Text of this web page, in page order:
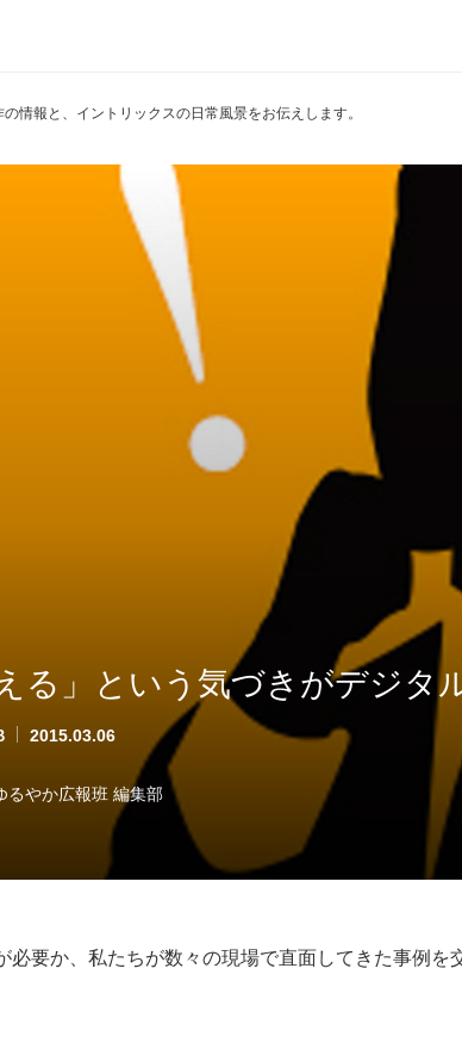
情報と、イントリックスの日常風景をお伝えします。
る」という気づきがデジタ
2015.03.06
るやか広報班 編集部
要か、私たちが数々の現場で直面してきた事例を